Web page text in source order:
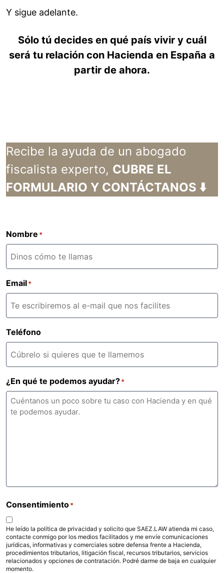
Y sigue adelante.
Sólo tú decides en qué país vivir y cuál
será tu relación con Hacienda en España a
partir de ahora.
Recibe la ayuda de un abogado
fiscalista experto, CUBRE EL
FORMULARIO Y CONTÁCTANOS ⬇️
Nombre *
Email*
Teléfono
¿En qué te podemos ayudar?*
Consentimiento*
He leído la política de privacidad y solicito que SAEZ.LAW atienda mi caso,
contacte conmigo por los medios facilitados y me envíe comunicaciones
jurídicas, informativas y comerciales sobre defensa frente a Hacienda,
procedimientos tributarios, litigación fiscal, recursos tributarios, servicios
relacionados y opciones de contratación. Podré darme de baja en cualquier
momento.